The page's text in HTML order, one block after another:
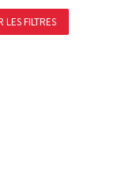
LES FILTRES